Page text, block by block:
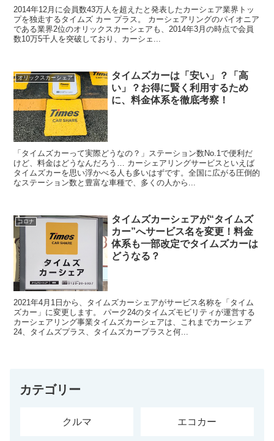
2014年12月に会員数43万人を超えたと発表したカーシェア業界トッ
プを独走するタイムズ カー プラス。 カーシェアリングのパイオニア
である業界2位のオリックスカーシェアも、2014年3月の時点で会員
数10万5千人を突破しており、カーシェ...
オリックスカーシェア
タイムズカーは「安い」？「高
い」？お得に賢く利用するため
に、料金体系を徹底考察！
「タイムズカーって実際どうなの？」ステーション数No.1で便利だ
けど、料金はどうなんだろう… カーシェアリングサービスといえば
タイムズカーを思い浮かべる人も多いはずです。全国に広がる圧倒的
なステーション数と豊富な車種で、多くの人から...
コロナ
タイムズカーシェアが“タイムズ
カー”へサービス名を変更！料金
体系も一部改定でタイムズカーは
どうなる？
2021年4月1日から、タイムズカーシェアがサービス名称を「タイム
ズカー」に変更します。 パーク24のタイムズモビリティが運営する
カーシェアリング事業タイムズカーシェアは、これまでカーシェア
24、タイムズプラス、タイムズカープラスと何...
カテゴリー
クルマ エコカー